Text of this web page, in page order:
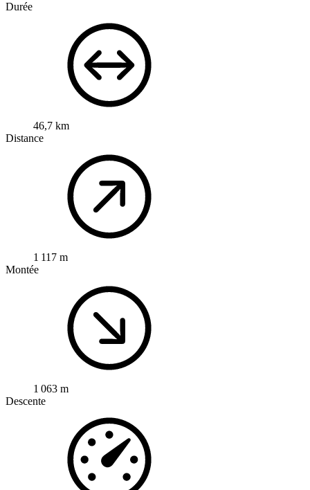
Durée
46,7 km
Distance
1 117 m
Montée
1 063 m
Descente